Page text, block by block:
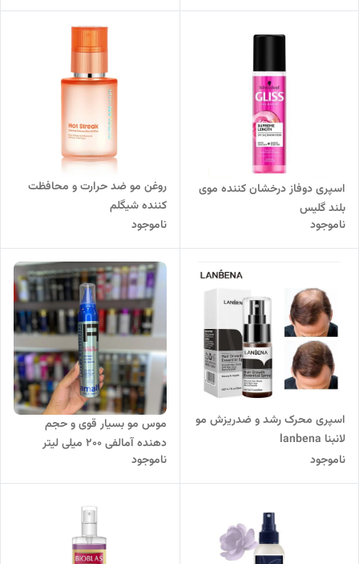
اسپری دوفاز درخشان کننده موی
بلند گلیس
ناموجود
روغن مو ضد حرارت و محافظت
کننده شیگلم
ناموجود
اسپری محرک رشد و ضدریزش مو
لانبنا lanbena
ناموجود
موس مو بسیار قوی و حجم
دهنده آمالفی 200 میلی لیتر
ناموجود